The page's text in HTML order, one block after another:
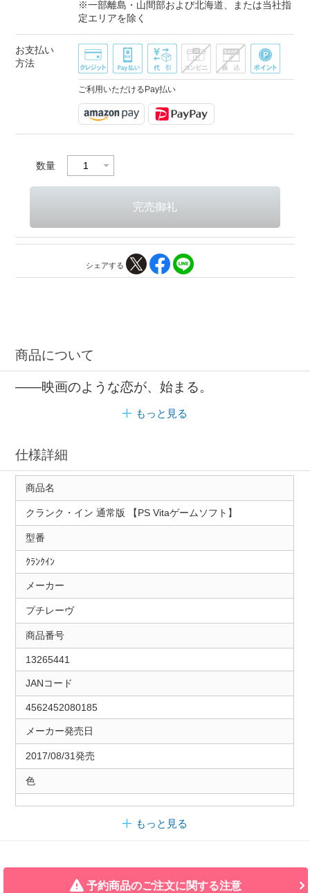
※一部離島・山間部および北海道、または当社指
定エリアを除く
お支払い
方法
ご利用いただけるPay払い
数量
シェアする
商品について
――映画のような恋が、始まる。
もっと見る
仕様詳細
商品名
クランク・イン 通常版 【PS Vitaゲームソフト】
型番
ｸﾗﾝｸｲﾝ
メーカー
プチレーヴ
商品番号
13265441
JANコード
4562452080185
メーカー発売日
2017/08/31発売
色
もっと見る
予約商品のご注文に関する注意